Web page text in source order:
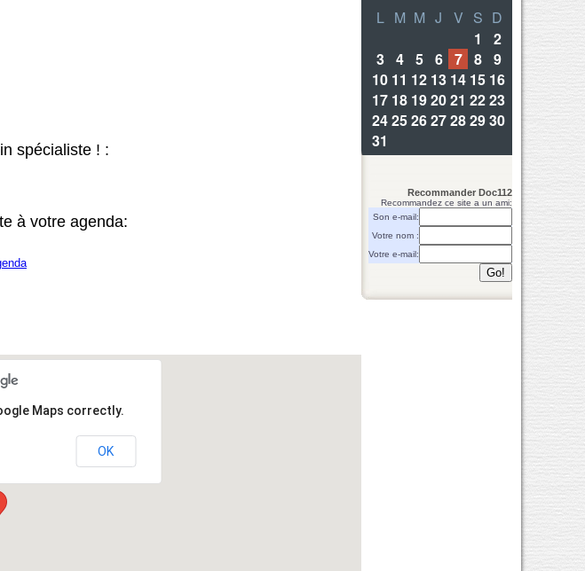
spécialiste ! :
à votre agenda:
Maps correctly.
OK
Recommander Doc112
Recommandez ce site a un ami:
Son e-mail:
Votre nom :
Votre e-mail: